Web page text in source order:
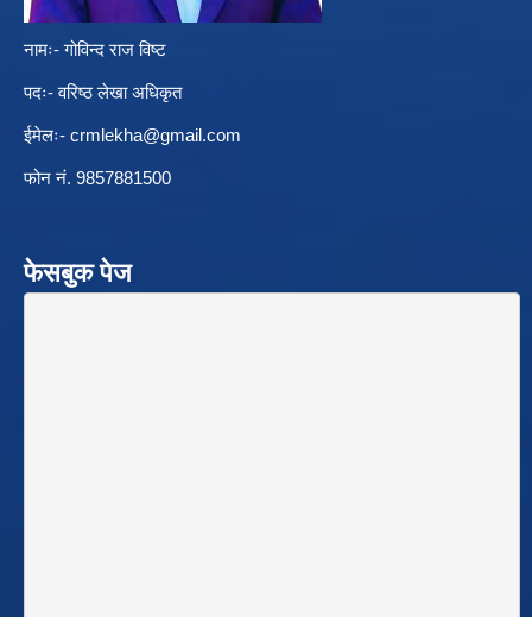
नामः- गोविन्द राज विष्ट
पदः- वरिष्ठ लेखा अधिकृत
ईमेलः- crmlekha@gmail.com
फोन नं. 9857881500
फेसबुक पेज